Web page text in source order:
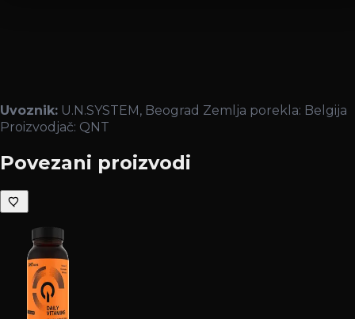
Uvoznik: U.N.SYSTEM, Beograd Zemlja porekla: Belgija
Proizvodjač: QNT
Povezani proizvodi